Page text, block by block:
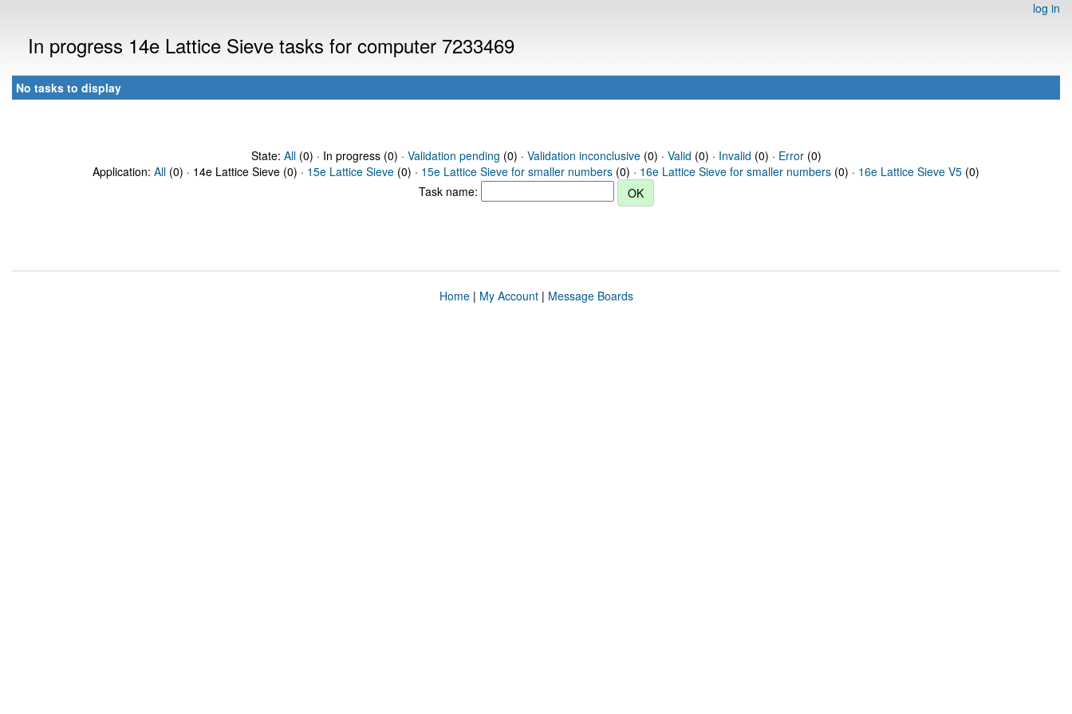
log in
In progress 14e Lattice Sieve tasks for computer 7233469
No tasks to display
State: All(0) · In progress (0) · Validation pending (0) · Validation inconclusive(0) · Valid (0) · Invalid (0) · Error(0)
Application: All (0) · 14e Lattice Sieve (0) · 15e Lattice Sieve (0) · 15e Lattice Sieve for smaller numbers (0) · 16e Lattice Sieve for smaller numbers (0) · 16e Lattice Sieve V5 (0)
Task name:
Home| My Account| Message Boards